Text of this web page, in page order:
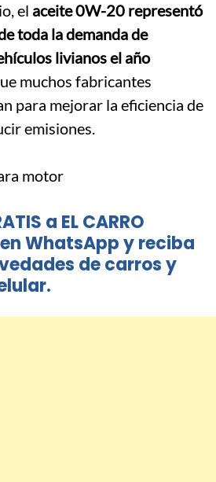
el aceite 0W-20 representó
toda la demanda de
livianos el año
muchos fabricantes
para mejorar la eficiencia de
emisiones.
a EL CARRO
en WhatsApp y reciba
de carros y